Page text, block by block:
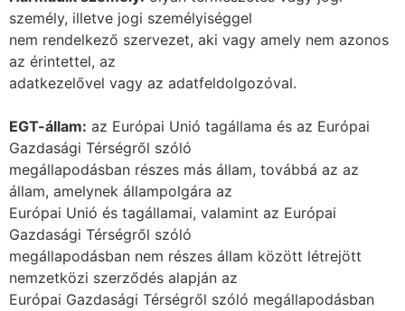
személy, illetve jogi személyiséggel
nem rendelkező szervezet, aki vagy amely nem azonos
az érintettel, az
adatkezelővel vagy az adatfeldolgozóval.
EGT-állam: az Európai Unió tagállama és az Európai
Gazdasági Térségről szóló
megállapodásban részes más állam, továbbá az az
állam, amelynek állampolgára az
Európai Unió és tagállamai, valamint az Európai
Gazdasági Térségről szóló
megállapodásban nem részes állam között létrejött
nemzetközi szerződés alapján az
Európai Gazdasági Térségről szóló megállapodásban